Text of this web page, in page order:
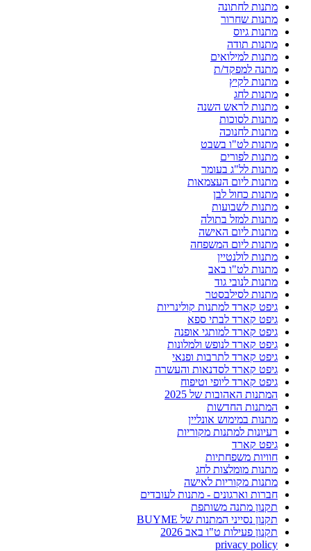
מתנות לחתונה
מתנות שחרור
מתנות גיוס
מתנות תודה
מתנות למילואים
מתנה למפקד/ת
מתנות לקיץ
מתנות לחג
מתנות לראש השנה
מתנות לסוכות
מתנות לחנוכה
מתנות לט"ו בשבט
מתנות לפורים
מתנות לל"ג בעומר
מתנות ליום העצמאות
מתנות כחול לבן
מתנות לשבועות
מתנות למזל בתולה
מתנות ליום האישה
מתנות ליום המשפחה
מתנות לולנטיין
מתנות לט"ו באב
מתנות לנובי גוד
מתנות לסילבסטר
גיפט קארד למתנות קולינריות
גיפט קארד לבתי ספא
גיפט קארד למותגי אופנה
גיפט קארד לנופש ולמלונות
גיפט קארד לתרבות ופנאי
גיפט קארד לסדנאות והעשרה
גיפט קארד ליופי וטיפוח
המתנות האהובות של 2025
המתנות החדשות
מתנות במימוש אונליין
רעיונות למתנות מקוריות
גיפט קארד
חוויות משפחתיות
מתנות מומלצות לחג
מתנות מקוריות לאישה
חברות וארגונים - מתנות לעובדים
תקנון מתנה משותפת
תקנון נסייני המתנות של BUYME
תקנון פעילות ט"ו באב 2026
privacy policy